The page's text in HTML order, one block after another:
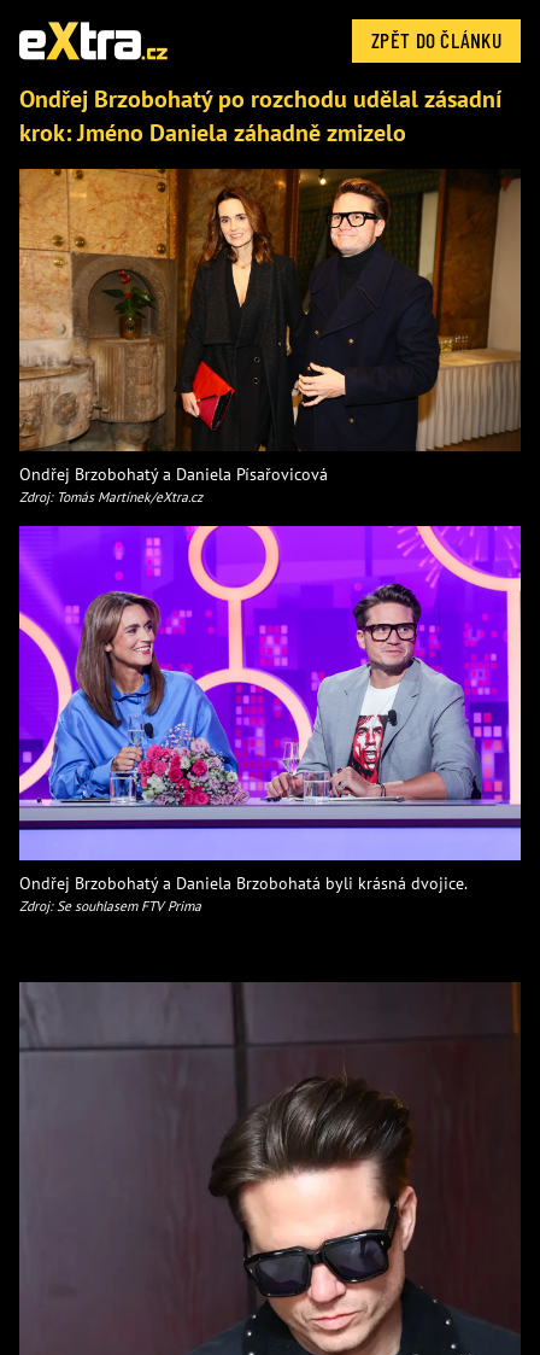
ZPĚT DO ČLÁNKU
Ondřej Brzobohatý po rozchodu udělal zásadní
krok: Jméno Daniela záhadně zmizelo
Ondřej Brzobohatý a Daniela Písařovicová
Zdroj: Tomás Martínek/eXtra.cz
Ondřej Brzobohatý a Daniela Brzobohatá byli krásná dvojice.
Zdroj: Se souhlasem FTV Prima